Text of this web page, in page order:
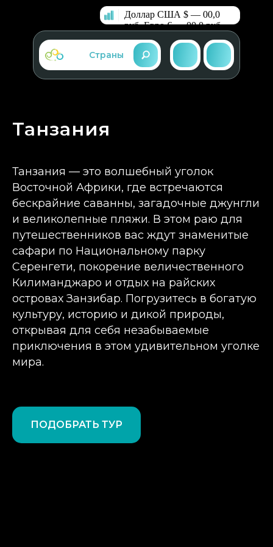
Доллар США $ — 00,0
руб. Евро € — 00,0 руб.
Страны
Танзания
Танзания — это волшебный уголок
Восточной Африки, где встречаются
бескрайние саванны, загадочные джунгли
и великолепные пляжи. В этом раю для
путешественников вас ждут знаменитые
сафари по Национальному парку
Серенгети, покорение величественного
Килиманджаро и отдых на райских
островах Занзибар. Погрузитесь в богатую
культуру, историю и дикой природы,
открывая для себя незабываемые
приключения в этом удивительном уголке
мира.
ПОДОБРАТЬ ТУР